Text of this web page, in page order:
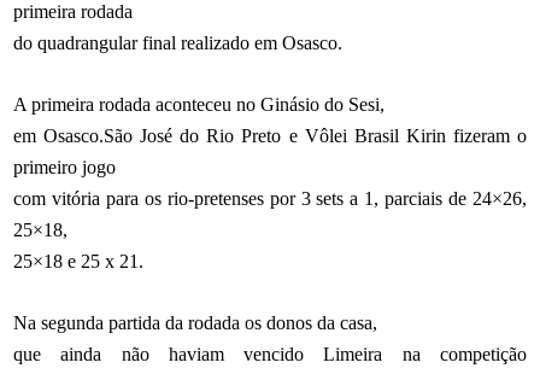
primeira rodada
do quadrangular final realizado em Osasco.
A primeira rodada aconteceu no Ginásio do Sesi,
em Osasco.São José do Rio Preto e Vôlei Brasil Kirin fizeram o
primeiro jogo
com vitória para os rio-pretenses por 3 sets a 1, parciais de 24×26,
25×18,
25×18 e 25 x 21.
Na segunda partida da rodada os donos da casa,
que ainda não haviam vencido Limeira na competição